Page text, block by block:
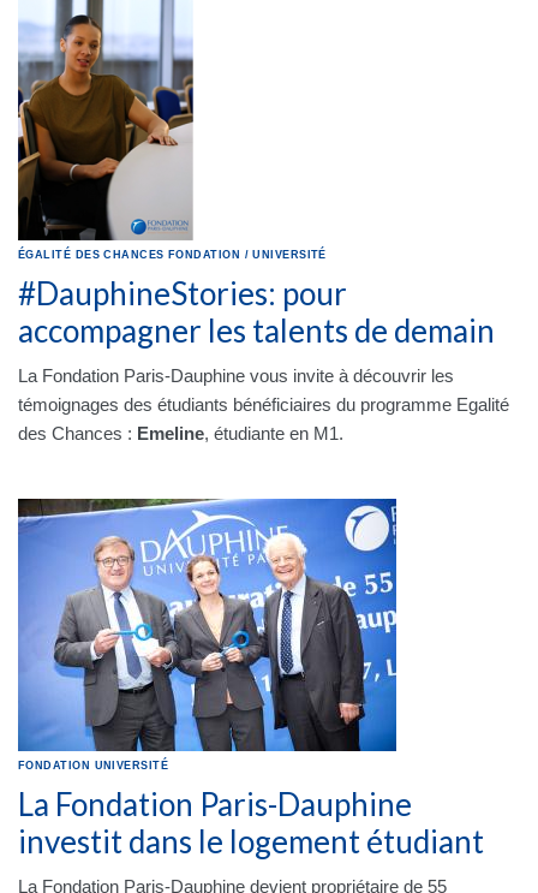
ÉGALITÉ DES CHANCES FONDATION /UNIVERSITÉ
#DauphineStories: pour
accompagner les talents de demain
La Fondation Paris-Dauphine vous invite à découvrir les
témoignages des étudiants bénéficiaires du programme Egalité
des Chances : Emeline, étudiante en M1.
FONDATION UNIVERSITÉ
La Fondation Paris-Dauphine
investit dans le logement étudiant
La Fondation Paris-Dauphine devient propriétaire de 55